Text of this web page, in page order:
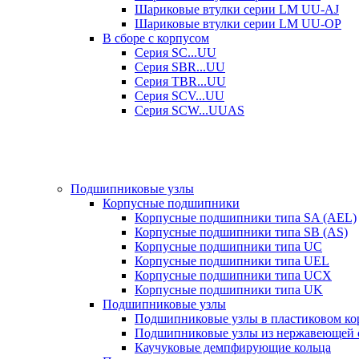
Шариковые втулки серии LM UU-AJ
Шариковые втулки серии LM UU-OP
В сборе с корпусом
Серия SC...UU
Серия SBR...UU
Серия TBR...UU
Серия SCV...UU
Серия SCW...UUAS
Подшипниковые узлы
Корпусные подшипники
Корпусные подшипники типа SA (AEL)
Корпусные подшипники типа SB (AS)
Корпусные подшипники типа UC
Корпусные подшипники типа UEL
Корпусные подшипники типа UCX
Корпусные подшипники типа UK
Подшипниковые узлы
Подшипниковые узлы в пластиковом
Подшипниковые узлы из нержавеющей
Каучуковые демпфирующие кольца